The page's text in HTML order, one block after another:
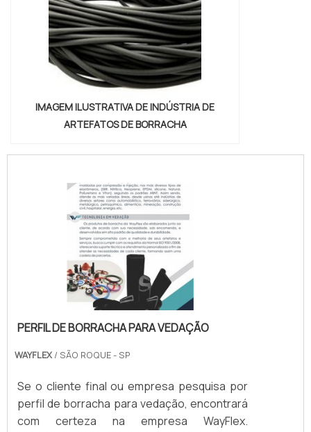
IMAGEM ILUSTRATIVA DE INDÚSTRIA DE
ARTEFATOS DE BORRACHA
PERFIL DE BORRACHA PARA VEDAÇÃO
WAYFLEX / SÃO ROQUE - SP
Se o cliente final ou empresa pesquisa por
perfil de borracha para vedação, encontrará
com certeza na empresa WayFlex.